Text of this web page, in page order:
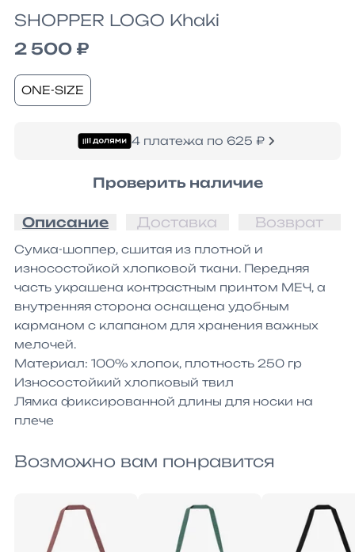
SHOPPER LOGO Khaki
2 500 ₽
ONE-SIZE
4 платежа по 625 ₽
Проверить наличие
Описание Доставка Возврат
Сумка-шоппер, сшитая из плотной и
износостойкой хлопковой ткани. Передняя
часть украшена контрастным принтом МЕЧ, а
внутренняя сторона оснащена удобным
карманом с клапаном для хранения важных
мелочей.
Материал: 100% хлопок, плотность 250 гр
Износостойкий хлопковый твил
Лямка фиксированной длины для носки на
плече
Возможно вам понравится